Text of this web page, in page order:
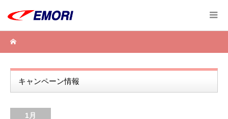
キャンペーン情報
1月